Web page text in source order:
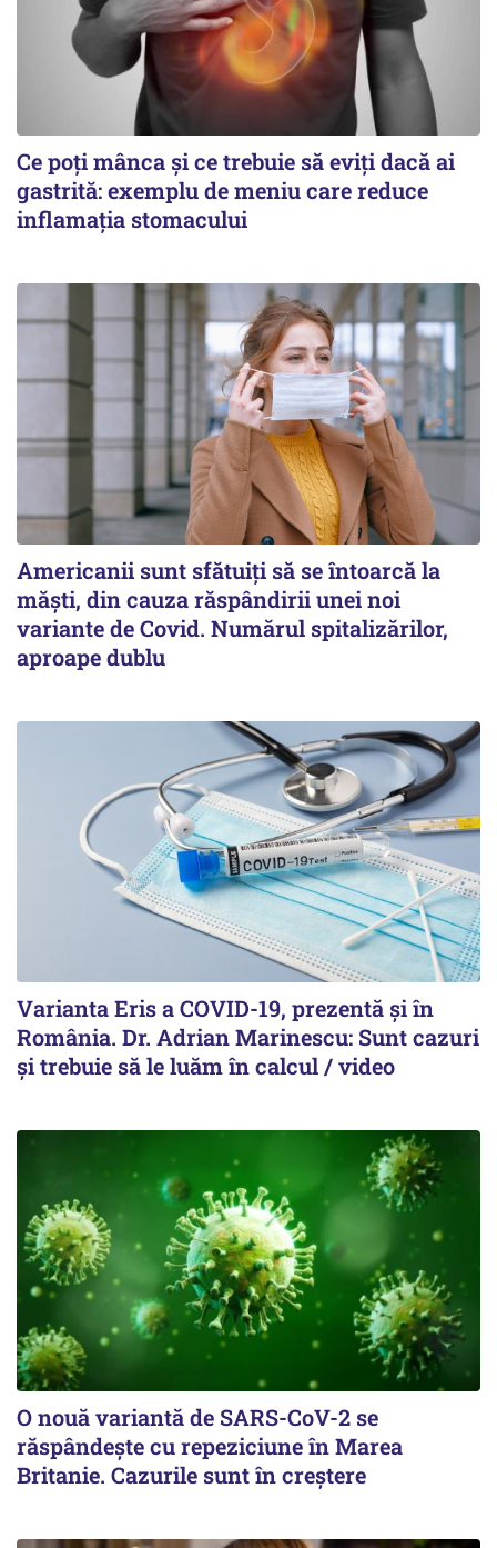
Ce poți mânca și ce trebuie să eviți dacă ai
gastrită: exemplu de meniu care reduce
inflamația stomacului
Americanii sunt sfătuiți să se întoarcă la
măști, din cauza răspândirii unei noi
variante de Covid. Numărul spitalizărilor,
aproape dublu
Varianta Eris a COVID-19, prezentă și în
România. Dr. Adrian Marinescu: Sunt cazuri
și trebuie să le luăm în calcul / video
O nouă variantă de SARS-CoV-2 se
răspândește cu repeziciune în Marea
Britanie. Cazurile sunt în creștere